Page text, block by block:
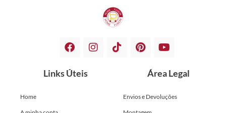
Links Úteis
Home
Área Legal
Envios e Devoluções